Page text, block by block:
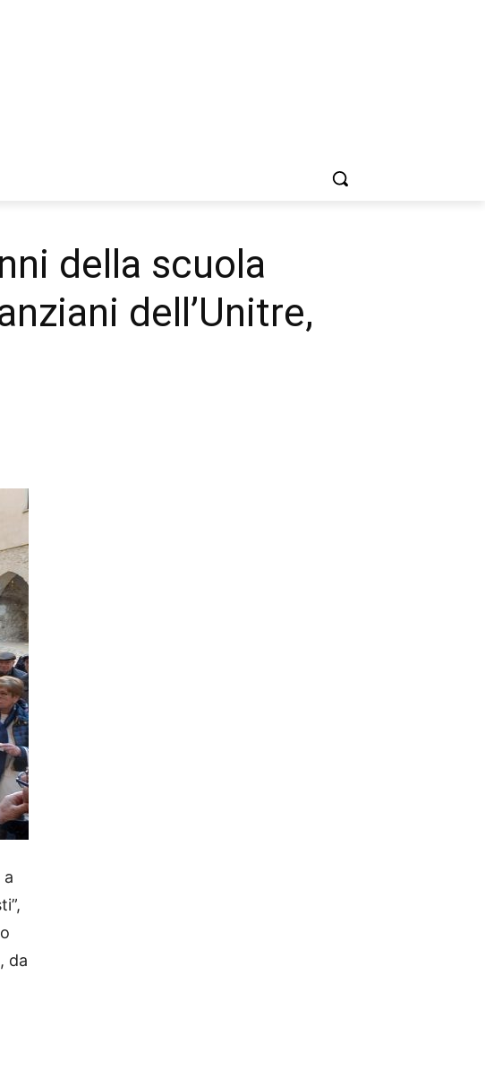
della scuola
dell’Unitre,
a
da